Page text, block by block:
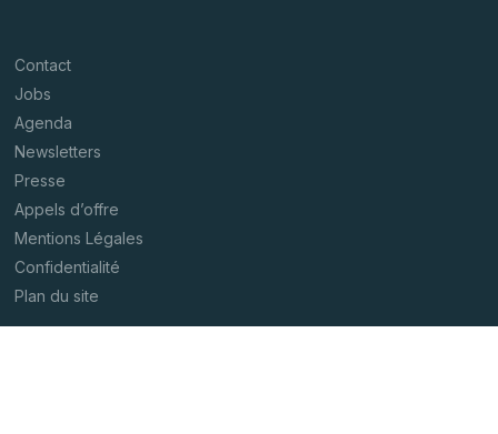
Contact
Jobs
Agenda
Newsletters
Presse
Appels d’offre
Mentions Légales
Confidentialité
Plan du site